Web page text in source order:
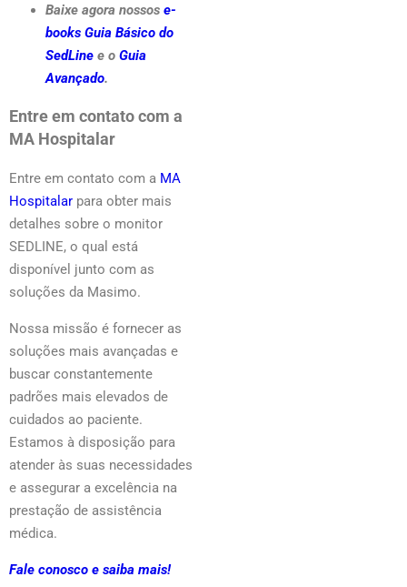
Baixe agora nossos e-
books Guia Básico do
SedLine e o Guia
Avançado.
Entre em contato com a
MA Hospitalar
Entre em contato com a MA
Hospitalar para obter mais
detalhes sobre o monitor
SEDLINE, o qual está
disponível junto com as
soluções da Masimo.
Nossa missão é fornecer as
soluções mais avançadas e
buscar constantemente
padrões mais elevados de
cuidados ao paciente.
Estamos à disposição para
atender às suas necessidades
e assegurar a excelência na
prestação de assistência
médica.
Fale conosco e saiba mais!